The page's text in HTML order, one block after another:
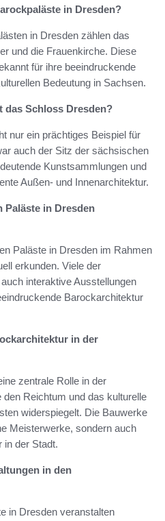
in Dresden?
in Dresden zählen das
und die Frauenkirche. Diese
für ihre beeindruckende
Bedeutung in Sachsen.
das Schloss Dresden?
nur ein prächtiges Beispiel für
auch der Sitz der sächsischen
Kunstsammlungen und
Außen- und Innenarchitektur.
Paläste in Dresden
Paläste in Dresden im Rahmen
erkunden. Viele der
interaktive Ausstellungen
Barockarchitektur
in der
zentrale Rolle in der
Reichtum und das kulturelle
widerspiegelt. Die Bauwerke
Meisterwerke, sondern auch
in der Stadt.
in den
in Dresden veranstalten